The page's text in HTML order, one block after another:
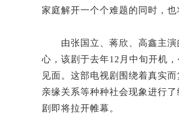
家庭解开一个个难题的同时，
由张国立、蒋欣、高鑫主演
心，该剧于去年12月中旬开机
见面。这部电视剧围绕着真实
亲缘关系等种种社会现象进行
剧即将拉开帷幕。